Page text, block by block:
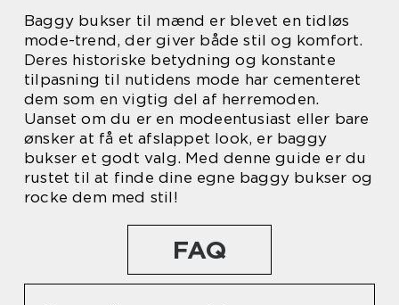
Baggy bukser til mænd er blevet en tidløs
mode-trend, der giver både stil og komfort.
Deres historiske betydning og konstante
tilpasning til nutidens mode har cementeret
dem som en vigtig del af herremoden.
Uanset om du er en modeentusiast eller bare
ønsker at få et afslappet look, er baggy
bukser et godt valg. Med denne guide er du
rustet til at finde dine egne baggy bukser og
rocke dem med stil!
FAQ